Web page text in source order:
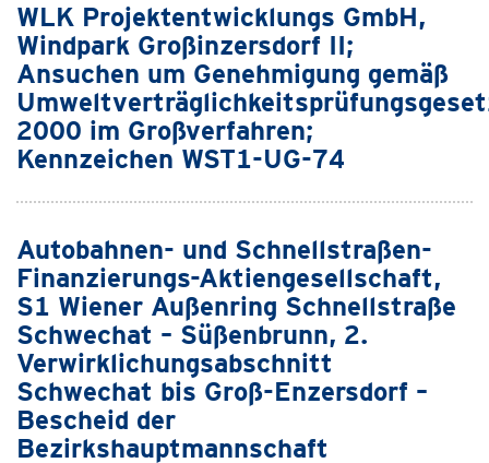
WLK Projektentwicklungs GmbH,
Windpark Großinzersdorf II;
Ansuchen um Genehmigung gemäß
2000 im Großverfahren;
Kennzeichen WST1-UG-74
Autobahnen- und Schnellstraßen-
Finanzierungs-Aktiengesellschaft,
S1 Wiener Außenring Schnellstraße
Schwechat – Süßenbrunn, 2.
Verwirklichungsabschnitt
Schwechat bis Groß-Enzersdorf –
Bescheid der
Bezirkshauptmannschaft